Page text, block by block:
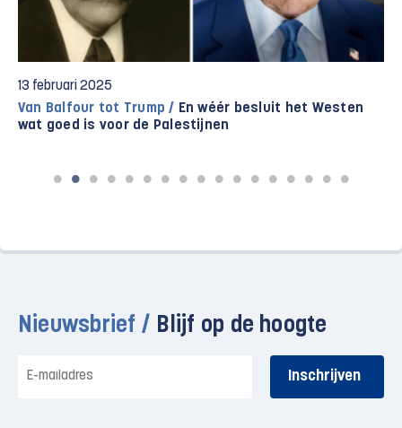
13 februari 2025
Van Balfour tot Trump / En wéér besluit het Westen
wat goed is voor de Palestijnen
Nieuwsbrief / Blijf op de hoogte
mailadres